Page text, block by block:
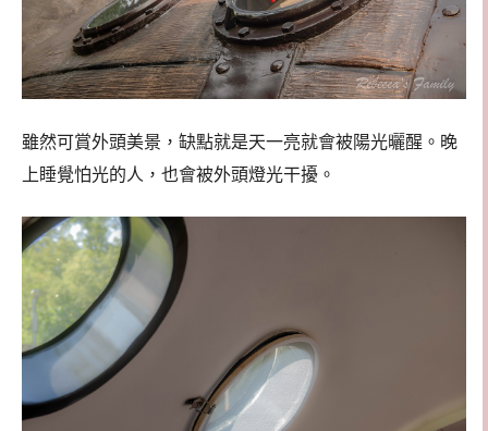
雖然可賞外頭美景，缺點就是天一亮就會被陽光曬醒。晚
上睡覺怕光的人，也會被外頭燈光干擾。